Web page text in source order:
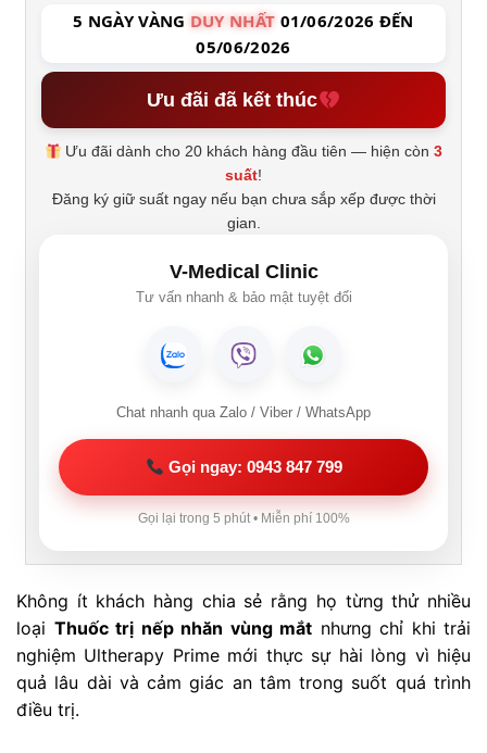
5 NGÀY VÀNG DUY NHẤT 01/06/2026 ĐẾN
05/06/2026
Ưu đãi đã kết thúc
Ưu đãi dành cho 20 khách hàng đầu tiên — hiện còn3
suất!
Đăng ký giữ suất ngay nếu bạn chưa sắp xếp được thời
gian.
V-Medical Clinic
Tư vấn nhanh & bảo mật tuyệt đối
Chat nhanh qua Zalo / Viber / WhatsApp
Gọi ngay: 0943 847 799
Gọi lại trong 5 phút • Miễn phí 100%
Không ít khách hàng chia sẻ rằng họ từng thử nhiều
loại Thuốc trị nếp nhăn vùng mắt nhưng chỉ khi trải
nghiệm Ultherapy Prime mới thực sự hài lòng vì hiệu
quả lâu dài và cảm giác an tâm trong suốt quá trình
điều trị.